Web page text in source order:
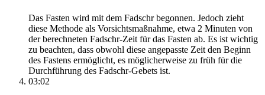
Das Fasten wird mit dem Fadschr begonnen. Jedoch zieht
diese Methode als Vorsichtsmaßnahme, etwa 2 Minuten von
der berechneten Fadschr-Zeit für das Fasten ab. Es ist wichtig
zu beachten, dass obwohl diese angepasste Zeit den Beginn
des Fastens ermöglicht, es möglicherweise zu früh für die
Durchführung des Fadschr-Gebets ist.
03:02